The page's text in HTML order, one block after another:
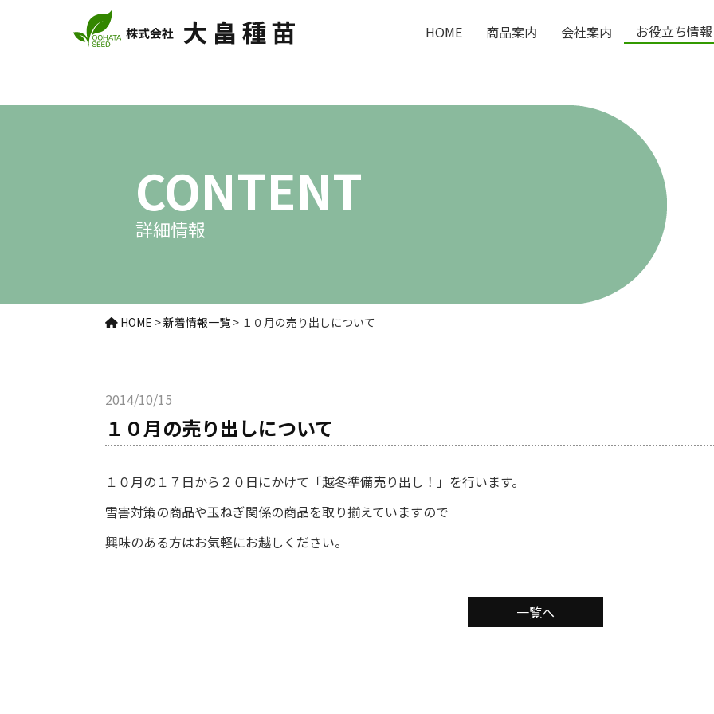
HOME 商品案内 会社案内 お役立ち情報
CONTENT
詳細情報
HOME >新着情報一覧 > １０月の売り出しについて
2014/10/15
１０月の売り出しについて
１０月の１７日から２０日にかけて「越冬準備売り出し！」を行います。
雪害対策の商品や玉ねぎ関係の商品を取り揃えていますので
興味のある方はお気軽にお越しください。
一覧へ